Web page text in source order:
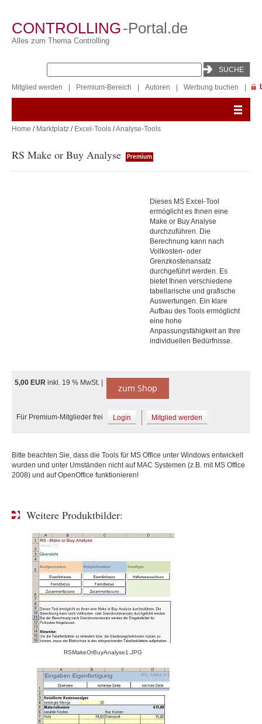
CONTROLLING-Portal.de
Alles zum Thema Controlling
Mitglied werden Premium-Bereich Autoren Werbung buchen
Home / Marktplatz / Excel-Tools /Analyse-Tools
RS Make or Buy Analyse Premium
Dieses MS Excel-Tool
ermöglicht es Ihnen eine
Make or Buy Analyse
durchzuführen. Die
Berechnung kann nach
Vollkosten- oder
Grenzkostenansatz
durchgeführt werden. Es
bietet Ihnen verschiedene
tabellarische und grafische
Auswertungen. Ein klare
Aufbau des Tools ermöglicht
eine hohe
Anpassungsfähigkeit an Ihre
individuellen Bedürfnisse.
5,00 EUR inkl. 19 % MwSt. | zum Shop
Für Premium-Mitglieder frei Login Mitglied werden
Bitte beachten Sie, dass die Tools für MS Office unter Windows entwickelt
wurden und unter Umständen nicht auf MAC Systemen (z.B. mit MS Office
2008) und auf OpenOffice funktionieren!
Weitere Produktbilder:
RSMakeOrBuyAnalyse1.JPG